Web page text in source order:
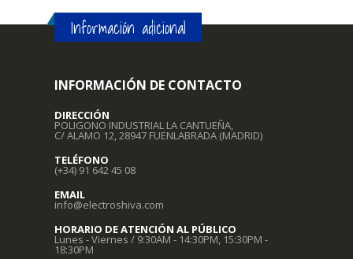
Información adicional
INFORMACIÓN DE CONTACTO
DIRECCIÓN
POLIGONO INDUSTRIAL LA CANTUEÑA,
C/ ALAMO 12, 28947 FUENLABRADA (MADRID)
TELÉFONO
(+34) 91 642 45 08
EMAIL
info@electroshiva.com
HORARIO DE ATENCIÓN AL PÚBLICO
Lunes - Viernes / 9:30AM - 14:30PM, 15:30PM -
18:30PM